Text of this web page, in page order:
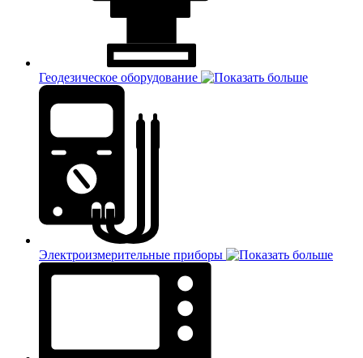
Геодезическое оборудование
Электроизмерительные приборы